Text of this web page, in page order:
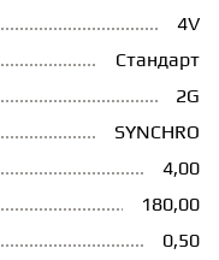
4V
Стандарт
2G
SYNCHRO
4,00
180,00
0,50